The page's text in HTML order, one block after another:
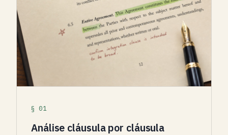
§ 01
Análise cláusula por cláusula